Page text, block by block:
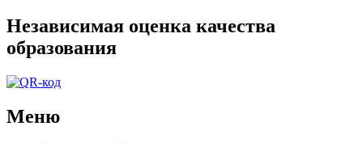
Независимая оценка качества
образования
Меню